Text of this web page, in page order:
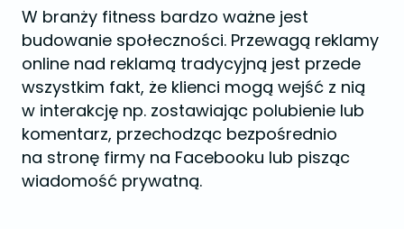
W branży fitness bardzo ważne jest
budowanie społeczności. Przewagą reklamy
online nad reklamą tradycyjną jest przede
wszystkim fakt, że klienci mogą wejść z nią
w interakcję np. zostawiając polubienie lub
komentarz, przechodząc bezpośrednio
na stronę firmy na Facebooku lub pisząc
wiadomość prywatną.